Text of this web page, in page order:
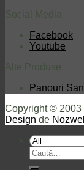
Social Media
Facebook
Youtube
Alte Produse
Panouri
Copyright © 2003
Design de
Caută
după: